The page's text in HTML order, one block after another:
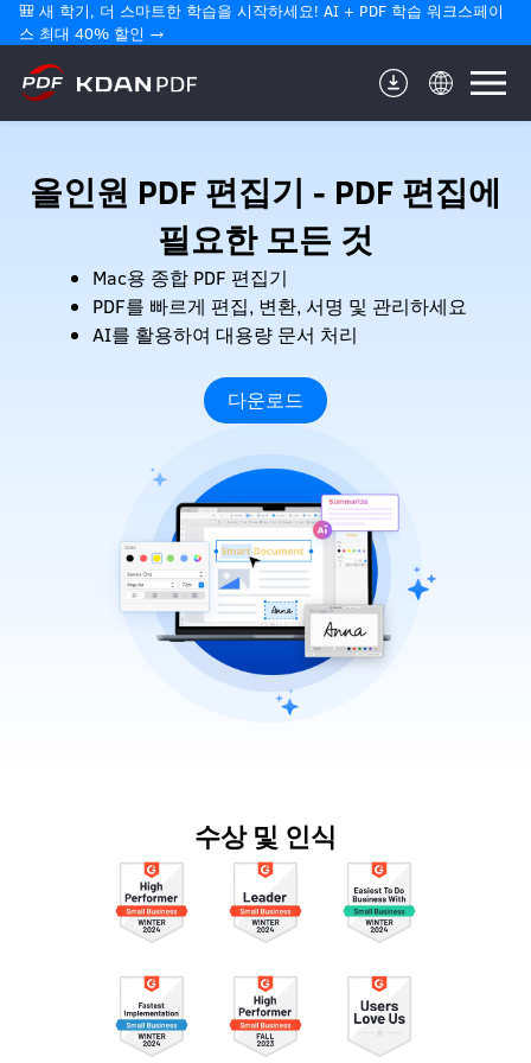
🎒 새 학기, 더 스마트한 학습을 시작하세요! AI + PDF 학습 워크스페이
스 최대 40% 할인 →
올인원 PDF 편집기 - PDF 편집에
필요한 모든 것
Mac용 종합 PDF 편집기
PDF를 빠르게 편집, 변환, 서명 및 관리하세요
AI를 활용하여 대용량 문서 처리
다운로드
수상 및 인식